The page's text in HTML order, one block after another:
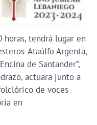
horas, tendrá lugar en
Ataúlfo Argenta,
de Santander”,
actuara junto a
de voces
en